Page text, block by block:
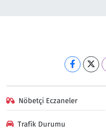
Nöbetçi Eczaneler
Trafik Durumu